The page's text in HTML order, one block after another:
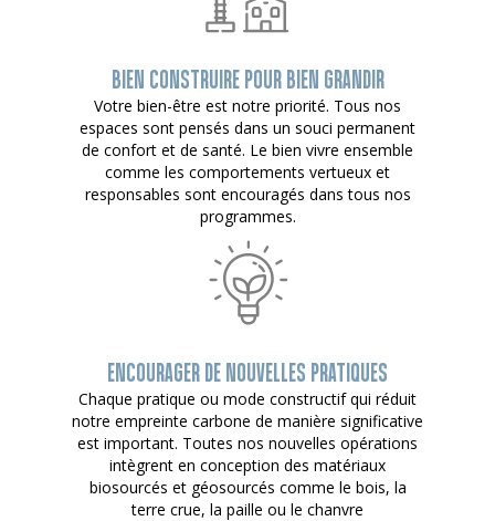
BIEN CONSTRUIRE POUR BIEN GRANDIR
Votre bien-être est notre priorité. Tous nos
espaces sont pensés dans un souci permanent
de confort et de santé. Le bien vivre ensemble
comme les comportements vertueux et
responsables sont encouragés dans tous nos
programmes.
ENCOURAGER DE NOUVELLES PRATIQUES
Chaque pratique ou mode constructif qui réduit
notre empreinte carbone de manière significative
est important. Toutes nos nouvelles opérations
intègrent en conception des matériaux
biosourcés et géosourcés comme le bois, la
terre crue, la paille ou le chanvre